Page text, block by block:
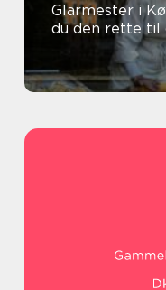
Glarmester i
du den rette til